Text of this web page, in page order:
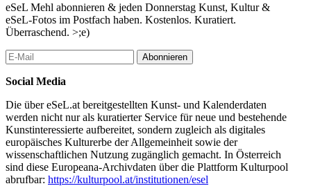
eSeL Mehl abonnieren & jeden Donnerstag Kunst, Kultur &
eSeL-Fotos im Postfach haben. Kostenlos. Kuratiert.
Überraschend. >;e)
Abonnieren
Social Media
Die über eSeL.at bereitgestellten Kunst- und Kalenderdaten
werden nicht nur als kuratierter Service für neue und bestehende
Kunstinteressierte aufbereitet, sondern zugleich als digitales
europäisches Kulturerbe der Allgemeinheit sowie der
wissenschaftlichen Nutzung zugänglich gemacht. In Österreich
sind diese Europeana-Archivdaten über die Plattform Kulturpool
abrufbar: https://kulturpool.at/institutionen/esel